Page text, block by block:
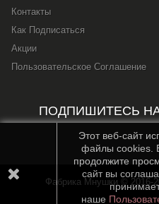
Контакты
Как Подписаться
Акции
Пользовательское Соглашение
ПОДПИШИТЕСЬ
Фабрика Мнушки © 2016-
Этот веб-сайт
файлы cookies.
продолжите
сайт вы
наше